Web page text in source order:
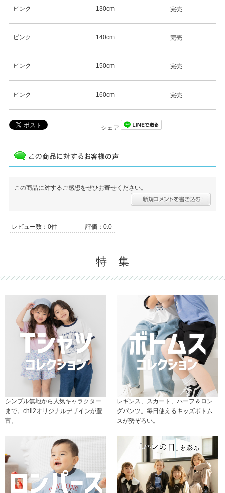
ピンク 130cm 完売
ピンク 140cm 完売
ピンク 150cm 完売
ピンク 160cm 完売
シェア
この商品に対するご感想をぜひお寄せください。
レビュー数：0件 評価：0.0
特 集
シンプル無地から人気キャラクター
まで。chil2オリジナルデザインが豊
富。
レギンス、スカート、ハーフ＆ロン
グパンツ。毎日使えるキッズボトム
スが勢ぞろい。